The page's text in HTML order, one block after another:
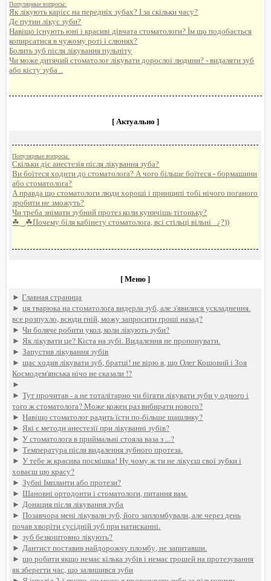
Популярные вопросы:
Як лікують карієс на передніх зубах? І за скільки часу?
Де путин лікує зуби?
Навіщо існують юні і красиві дівчата стоматологи? Їм що подобається
копирсатися в чужому роті і слюнях?
Болить зуб після лікування пульпіту
Чи може дитячий стоматолог лікувати дорослої людини? - видаляти зуб
або кісту зуба ..
[ Актуально ]
Популярные вопросы:
Скільки діє анестезія після лікування зуба?
Ви боїтеся ходити до стоматолога? А чого більше боїтеся - бормашини
або стоматолога?
А правда що стоматологи люди хороші і принципі тобі нічого поганого
зробити не зможуть?
Чи треба знімати зубний протез коли кунячішь тітоньку?
☘‿☘Почему біля кабінету стоматолога, всі стільці вільні _¿?))
[ Меню ]
►Главная страница
►ця тварюка на стоматолога видерла зуб, але з'явилися ускладнення.
все розпухло, всюди гній, можу запросити гроші назад?
►Чи боляче робити укол, коли лікують зуби?
►Як лікувати це? Кіста на зубі. Видалення не пропонувати.
►Запустив лікування зубів
►щас ходив лікувати зуб, братці! не вірю я, що Олег Кошовий і Зоя
Космодем'янська нічо не сказали !?
►
►Тут прочитав - а не тоталітарно чи бігати лікувати зуби у одного і
того ж стоматолога? Може кожен раз вибирати нового?
►Навіщо стоматолог радить їсти по-більше шашлику?
►Які є методи анестезії при лікуванні зубів?
►У стоматолога в приймальні стояла ваза з ...?
►Температура після видалення зубного протеза.
►У тебе ж красива посмішка! Ну чому ж ти не лікуєш свої зубки і
ховаєш цю красу?
►Зубні Імпланти або протези?
►Шановні ортодонти і стоматологи, питання вам.
►Донация після лікування зуба
►Позавчора мені лікували зуб, його запломбували, але через день
почав хворіти сусідній зуб при натисканні.
►зуб безкоштовно лікують?
►Дантист поставив найдорожчу пломбу, не запитавши.
►що робити якщо немає кілька зубів і немає грошей на протезування
як зберегти час, що залишився зуби